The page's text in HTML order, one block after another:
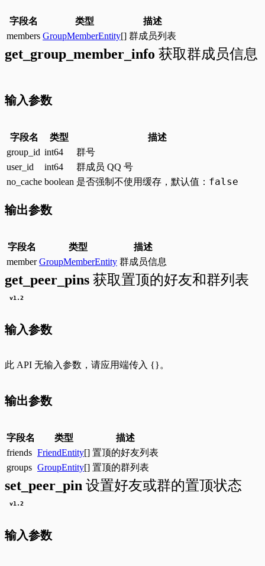
字段名 类型
描述
members GroupMemberEntity[] 群成员列表
get_group_member_info 获取群成员信息
输入参数
字段名 类型
描述
group_id int64
群号
user_id
int64
群成员 QQ 号
no_cache boolean 是否强制不使用缓存，默认值： false
输出参数
字段名 类型
描述
member GroupMemberEntity 群成员信息
get_peer_pins 获取置顶的好友和群列表
v1.2
输入参数
此 API 无输入参数，请应用端传入 {}。
输出参数
字段名 类型
描述
friends FriendEntity[] 置顶的好友列表
groups GroupEntity[] 置顶的群列表
set_peer_pin 设置好友或群的置顶状态
v1.2
输入参数